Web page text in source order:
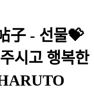
子 - 선물💝
시고 행복한